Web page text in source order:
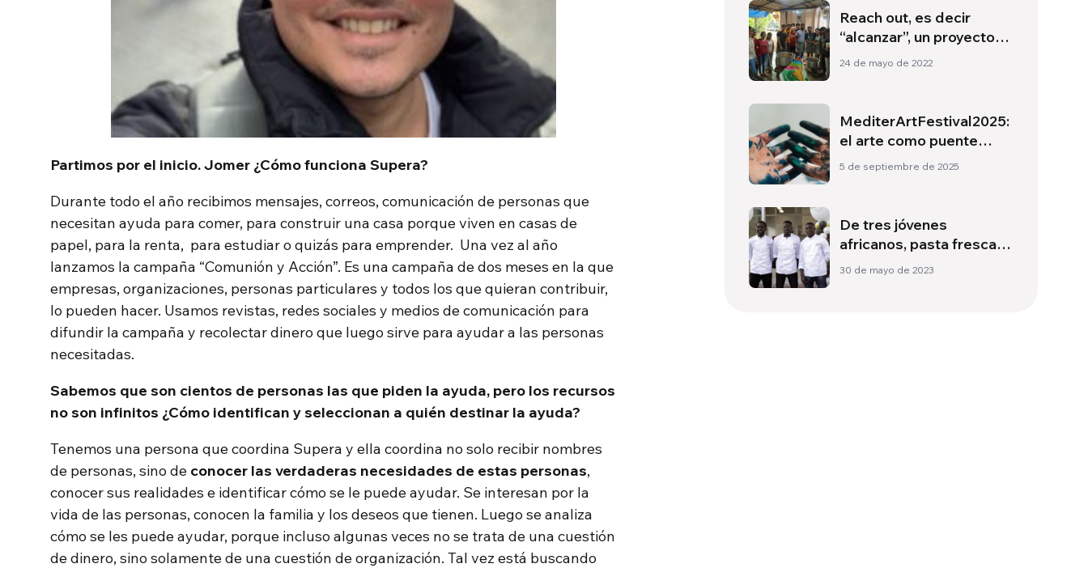
Partimos por el inicio. Jomer ¿Cómo funciona Supera?
Durante todo el año recibimos mensajes, correos, comunicación de personas que
necesitan ayuda para comer, para construir una casa porque viven en casas de
papel, para la renta, para estudiar o quizás para emprender. Una vez al año
lanzamos la campaña “Comunión y Acción”. Es una campaña de dos meses en la que
empresas, organizaciones, personas particulares y todos los que quieran contribuir,
lo pueden hacer. Usamos revistas, redes sociales y medios de comunicación para
difundir la campaña y recolectar dinero que luego sirve para ayudar a las personas
necesitadas.
Sabemos que son cientos de personas las que piden la ayuda, pero los recursos
no son infinitos ¿Cómo identifican y seleccionan a quién destinar la ayuda?
Tenemos una persona que coordina Supera y ella coordina no solo recibir nombres
de personas, sino de conocer las verdaderas necesidades de estas personas,
conocer sus realidades e identificar cómo se le puede ayudar. Se interesan por la
vida de las personas, conocen la familia y los deseos que tienen. Luego se analiza
cómo se les puede ayudar, porque incluso algunas veces no se trata de una cuestión
de dinero, sino solamente de una cuestión de organización. Tal vez está buscando
Reach out, es decir
“alcanzar”, un proyecto
en el distrito de
24 de mayo de 2022
MediterArtFestival2025:
el arte como puente
entre culturas en el
5 de septiembre de 2025
De tres jóvenes
africanos, pasta fresca y
hostias para la Misa
30 de mayo de 2023